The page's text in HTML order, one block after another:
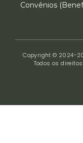
Convênios
Copyright © 2024-
Todos os